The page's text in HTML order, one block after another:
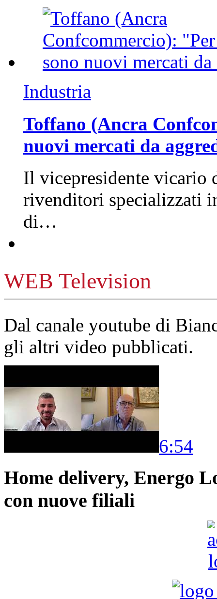
Industria
Toffano (Ancra
nuovi mercati da
Il vicepresidente vicario
rivenditori specializzati
di…
WEB Television
Dal canale youtube di
gli altri video pubblicati.
6:54
Home delivery, Energo
con nuove filiali